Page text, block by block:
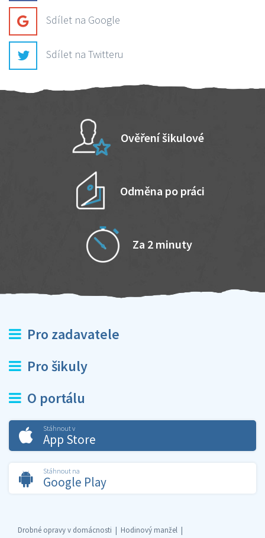
Sdílet na Google
Sdílet na Twitteru
Ověření šikulové
Odměna po práci
Za 2 minuty
Pro zadavatele
Pro šikuly
O portálu
Stáhnout v
App Store
Stáhnout na
Google Play
Drobné opravy v domácnosti
Hodinový manžel